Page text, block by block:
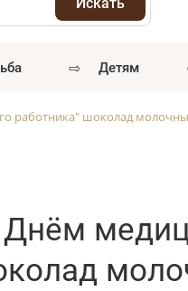
⇨ детям
работника" шоколад